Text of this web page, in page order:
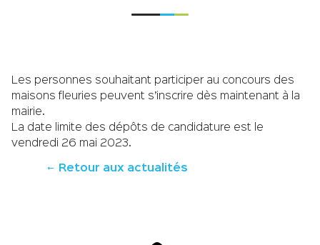
Les personnes souhaitant participer au concours des
maisons fleuries peuvent s’inscrire dès maintenant à la
mairie.
La date limite des dépôts de candidature est le
vendredi 26 mai 2023.
Retour aux actualités